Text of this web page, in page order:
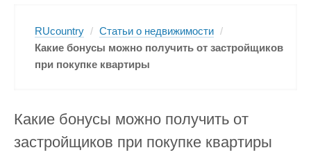
RUcountry / Статьи о недвижимости /
Какие бонусы можно получить от застройщиков
при покупке квартиры
Какие бонусы можно получить от
застройщиков при покупке квартиры